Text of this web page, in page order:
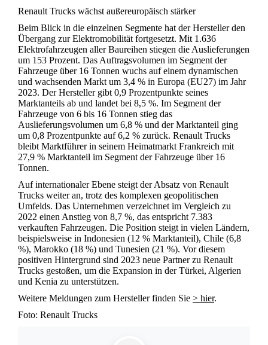
Renault Trucks wächst außereuropäisch stärker
Beim Blick in die einzelnen Segmente hat der Hersteller den
Übergang zur Elektromobilität fortgesetzt. Mit 1.636
Elektrofahrzeugen aller Baureihen stiegen die Auslieferungen
um 153 Prozent. Das Auftragsvolumen im Segment der
Fahrzeuge über 16 Tonnen wuchs auf einem dynamischen
und wachsenden Markt um 3,4 % in Europa (EU27) im Jahr
2023. Der Hersteller gibt 0,9 Prozentpunkte seines
Marktanteils ab und landet bei 8,5 %. Im Segment der
Fahrzeuge von 6 bis 16 Tonnen stieg das
Auslieferungsvolumen um 6,8 % und der Marktanteil ging
um 0,8 Prozentpunkte auf 6,2 % zurück. Renault Trucks
bleibt Marktführer in seinem Heimatmarkt Frankreich mit
27,9 % Marktanteil im Segment der Fahrzeuge über 16
Tonnen.
Auf internationaler Ebene steigt der Absatz von Renault
Trucks weiter an, trotz des komplexen geopolitischen
Umfelds. Das Unternehmen verzeichnet im Vergleich zu
2022 einen Anstieg von 8,7 %, das entspricht 7.383
verkauften Fahrzeugen. Die Position steigt in vielen Ländern,
beispielsweise in Indonesien (12 % Marktanteil), Chile (6,8
%), Marokko (18 %) und Tunesien (21 %). Vor diesem
positiven Hintergrund sind 2023 neue Partner zu Renault
Trucks gestoßen, um die Expansion in der Türkei, Algerien
und Kenia zu unterstützen.
Weitere Meldungen zum Hersteller finden Sie > hier.
Foto: Renault Trucks